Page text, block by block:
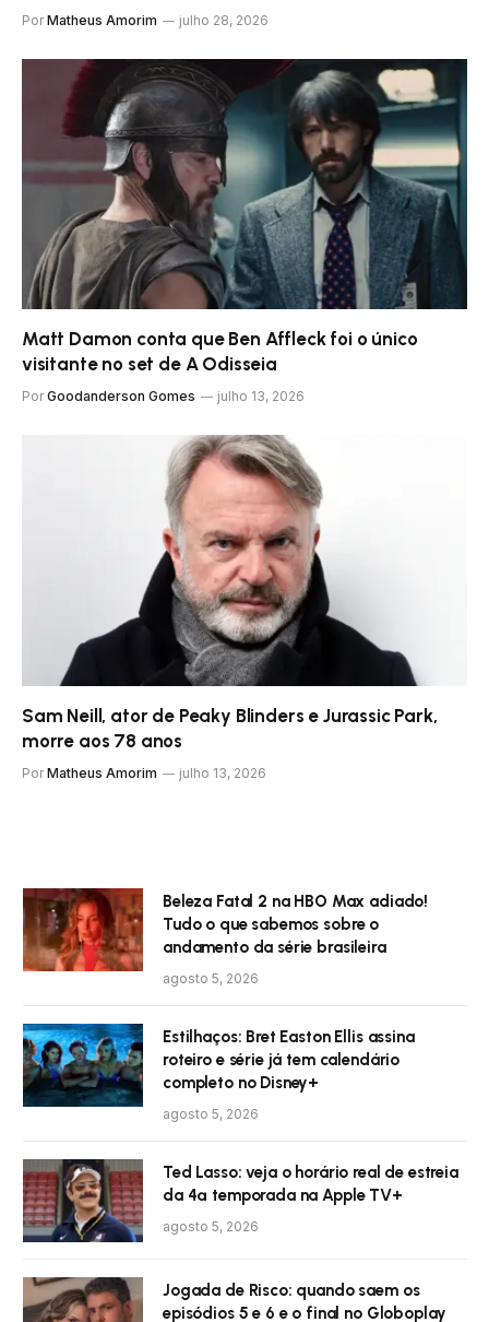
Por Matheus Amorim julho 28, 2026
Matt Damon conta que Ben Affleck foi o único
visitante no set de A Odisseia
Por Goodanderson Gomes julho 13, 2026
Sam Neill, ator de Peaky Blinders e Jurassic Park,
morre aos 78 anos
Por Matheus Amorim julho 13, 2026
Beleza Fatal 2 na HBO Max adiado!
Tudo o que sabemos sobre o
andamento da série brasileira
agosto 5, 2026
Estilhaços: Bret Easton Ellis assina
roteiro e série já tem calendário
completo no Disney+
agosto 5, 2026
Ted Lasso: veja o horário real de estreia
da 4ª temporada na Apple TV+
agosto 5, 2026
Jogada de Risco: quando saem os
episódios 5 e 6 e o final no Globoplay